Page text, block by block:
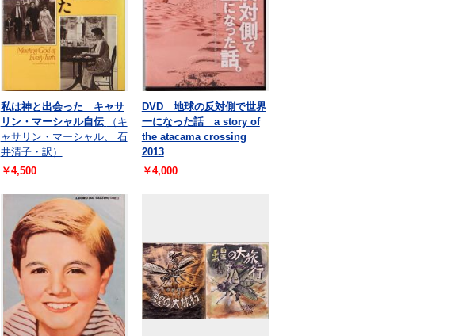
私は神と出会った キャサ
リン・マーシャル自伝
（キ
ャサリン・マーシャル、 石
井清子・訳）
￥4,500
DVD 地球の反対側で世界
一になった話 a story of
the atacama crossing
2013
￥4,000